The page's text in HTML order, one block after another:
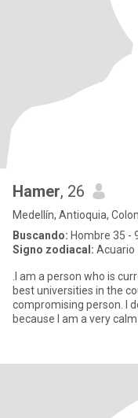
Hamer, 26
Medellín, Antioquia,
Buscando: Hombre 35 -
Signo zodiacal: Acuario
.I am a person who is
best universities in the
compromising person. I
because I am a very